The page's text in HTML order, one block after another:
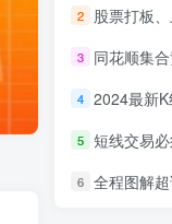
2 股票打板、上板、
3 同花顺集合竞价
4 2024最新K线训练
5 短线交易必须要懂
6 全程图解超